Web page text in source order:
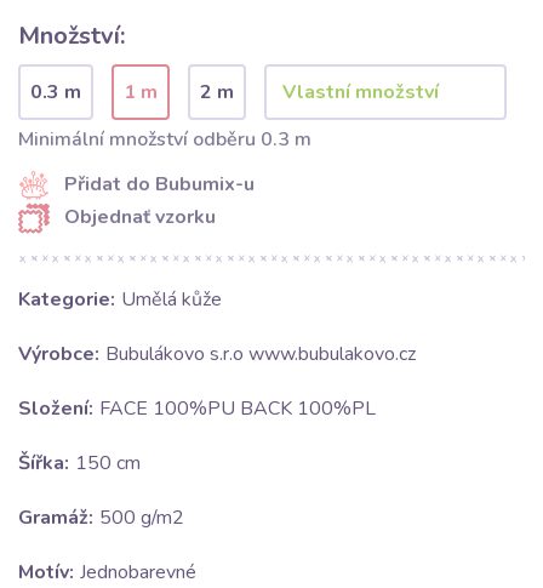
Množství:
0.3 m 1 m
2 m
Minimální množství odběru 0.3 m
Přidat do Bubumix-u
Objednať vzorku
Kategorie: Umělá kůže
Výrobce: Bubulákovo s.r.o www.bubulakovo.cz
Složení: FACE 100%PU BACK 100%PL
Šířka: 150 cm
Gramáž: 500 g/m2
Motív: Jednobarevné